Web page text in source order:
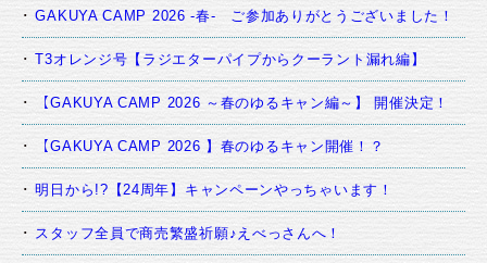
GAKUYA CAMP 2026 -春- ご参加ありがとうございました！
T3オレンジ号【ラジエターパイプからクーラント漏れ編】
【GAKUYA CAMP 2026 ～春のゆるキャン編～】 開催決定！
【GAKUYA CAMP 2026 】春のゆるキャン開催！？
明日から!?【24周年】キャンペーンやっちゃいます！
スタッフ全員で商売繁盛祈願♪えべっさんへ！